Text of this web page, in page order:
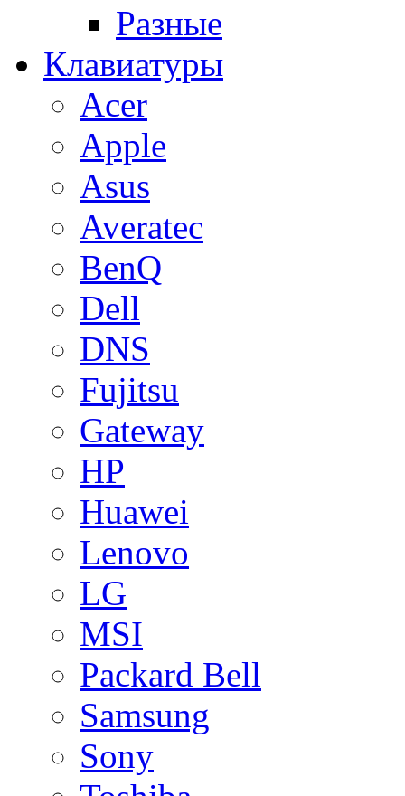
Разные
Клавиатуры
Acer
Apple
Asus
Averatec
BenQ
Dell
DNS
Fujitsu
Gateway
HP
Huawei
Lenovo
LG
MSI
Packard Bell
Samsung
Sony